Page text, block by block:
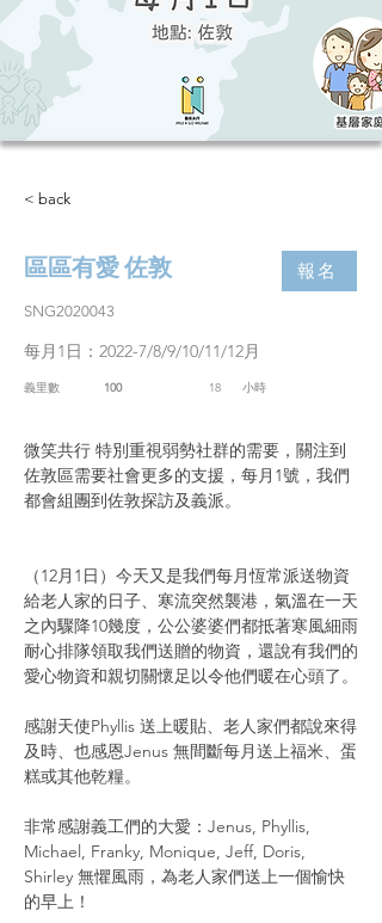
< back
區區有愛 佐敦 報名
SNG2020043
每月1日：2022-7/8/9/10/11/12月
義里數 100 18 ​小時
微笑共行 特別重視弱勢社群的需要，關注到
佐敦區需要社會更多的支援，每月1號，我們
都會組團到佐敦探訪及義派。
（12月1日）今天又是我們每月恆常派送物資
給老人家的日子、寒流突然襲港，氣溫在一天
之內驟降10幾度，公公婆婆們都抵著寒風細雨
耐心排隊領取我們送贈的物資，還說有我們的
愛心物資和親切關懷足以令他們暖在心頭了。
感謝天使Phyllis 送上暖貼、老人家們都說來得
及時、也感恩Jenus 無間斷每月送上福米、蛋
糕或其他乾糧。
非常感謝義工們的大愛：Jenus, Phyllis,
Michael, Franky, Monique, Jeff, Doris,
Shirley 無懼風雨，為老人家們送上一個愉快
的早上！